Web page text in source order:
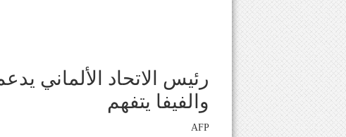
رئيس الاتحاد الألماني
والفيفا يتفهم
AFP